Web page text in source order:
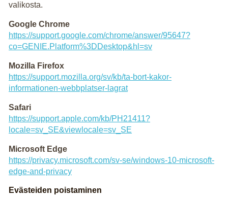
valikosta.
Google Chrome
https://support.google.com/chrome/answer/95647?
co=GENIE.Platform%3DDesktop&hl=sv
Mozilla Firefox
https://support.mozilla.org/sv/kb/ta-bort-kakor-
informationen-webbplatser-lagrat
Safari
https://support.apple.com/kb/PH21411?
locale=sv_SE&viewlocale=sv_SE
Microsoft Edge
https://privacy.microsoft.com/sv-se/windows-10-microsoft-
edge-and-privacy
Evästeiden poistaminen